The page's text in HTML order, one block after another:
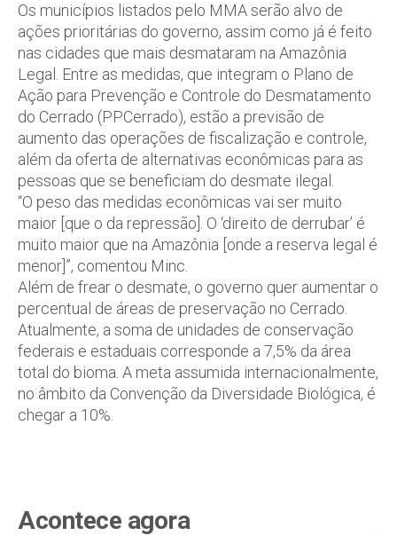
Os municípios listados pelo MMA serão alvo de
ações prioritárias do governo, assim como já é feito
nas cidades que mais desmataram na Amazônia
Legal. Entre as medidas, que integram o Plano de
Ação para Prevenção e Controle do Desmatamento
do Cerrado (PPCerrado), estão a previsão de
aumento das operações de fiscalização e controle,
além da oferta de alternativas econômicas para as
pessoas que se beneficiam do desmate ilegal.
“O peso das medidas econômicas vai ser muito
maior [que o da repressão]. O ‘direito de derrubar’ é
muito maior que na Amazônia [onde a reserva legal é
menor]”, comentou Minc.
Além de frear o desmate, o governo quer aumentar o
percentual de áreas de preservação no Cerrado.
Atualmente, a soma de unidades de conservação
federais e estaduais corresponde a 7,5% da área
total do bioma. A meta assumida internacionalmente,
no âmbito da Convenção da Diversidade Biológica, é
chegar a 10%.
Acontece agora